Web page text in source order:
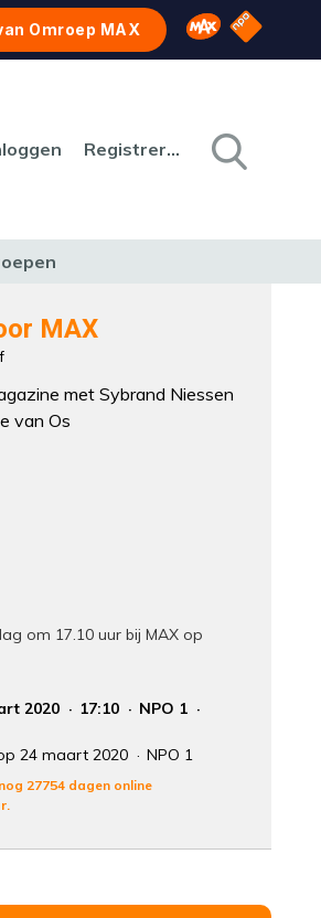
Omroep MAX Omroep MAX
NPO
Registreren
MAX
met Sybrand Niessen
van Os
om 17.10 uur bij MAX op
2020 17:10
NPO 1
24 maart 2020
NPO 1
27754 dagen online